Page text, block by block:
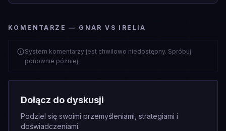
KOMENTARZE — GNAR VS IRELIA
System komentarzy jest chwilowo niedostępny. Spróbuj
ponownie później.
Dołącz do dyskusji
Podziel się swoimi przemyśleniami, strategiami i
doświadczeniami.